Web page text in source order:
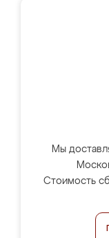
Мы
Стоимость